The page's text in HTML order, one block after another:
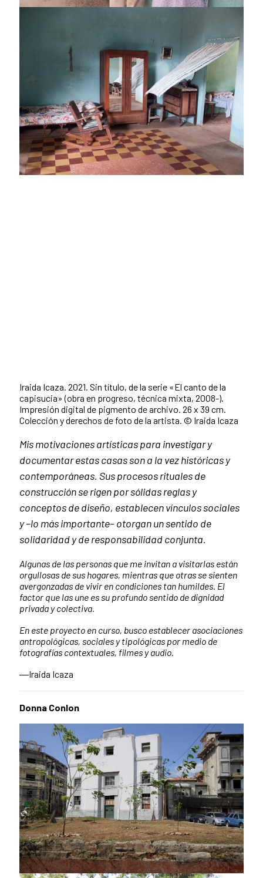
Iraida Icaza. 2021. Sin título, de la serie «El canto de la
capisucia» (obra en progreso, técnica mixta, 2008-).
Impresión digital de pigmento de archivo. 26 x 39 cm.
Colección y derechos de foto de la artista. © Iraida Icaza
Mis motivaciones artísticas para investigar y
documentar estas casas son a la vez históricas y
contemporáneas. Sus procesos rituales de
construcción se rigen por sólidas reglas y
conceptos de diseño, establecen vínculos sociales
y –lo más importante– otorgan un sentido de
solidaridad y de responsabilidad conjunta.
Algunas de las personas que me invitan a visitarlas están
orgullosas de sus hogares, mientras que otras se sienten
avergonzadas de vivir en condiciones tan humildes. El
factor que las une es su profundo sentido de dignidad
privada y colectiva.
En este proyecto en curso, busco establecer asociaciones
antropológicas, sociales y tipológicas por medio de
fotografías contextuales, filmes y audio.
―Iraida Icaza
Donna Conlon